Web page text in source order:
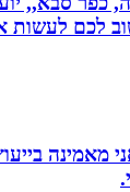
לכם
מאמינה